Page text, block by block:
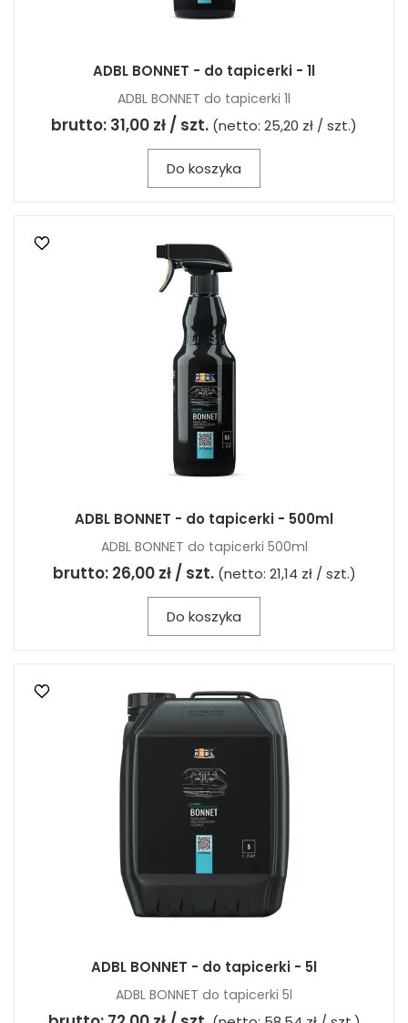
ADBL BONNET - do tapicerki - 1l
ADBL BONNET do tapicerki 1l
brutto: 31,00 zł / szt. (netto: 25,20 zł / szt.)
Do koszyka
ADBL BONNET - do tapicerki - 500ml
ADBL BONNET do tapicerki 500ml
brutto: 26,00 zł / szt. (netto: 21,14 zł / szt.)
Do koszyka
ADBL BONNET - do tapicerki - 5l
ADBL BONNET do tapicerki 5l